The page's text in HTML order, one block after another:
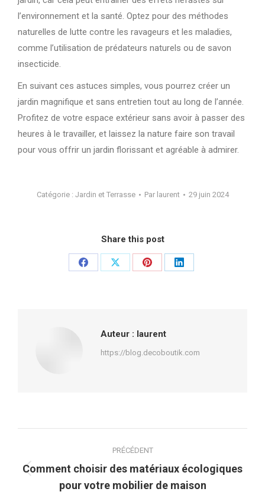
l’environnement et la santé. Optez pour des méthodes
naturelles de lutte contre les ravageurs et les maladies,
comme l’utilisation de prédateurs naturels ou de savon
insecticide.
En suivant ces astuces simples, vous pourrez créer un
jardin magnifique et sans entretien tout au long de l’année.
Profitez de votre espace extérieur sans avoir à passer des
heures à le travailler, et laissez la nature faire son travail
pour vous offrir un jardin florissant et agréable à admirer.
Catégorie : Jardin et Terrasse Par laurent 29 juin 2024
Share this post
PartagerPartagerPartagerPartager
Auteur : laurent
https://blog.decoboutik.com
article
PRÉCÉDENT
Article
précédent
Comment choisir des matériaux écologiques
pour votre mobilier de maison